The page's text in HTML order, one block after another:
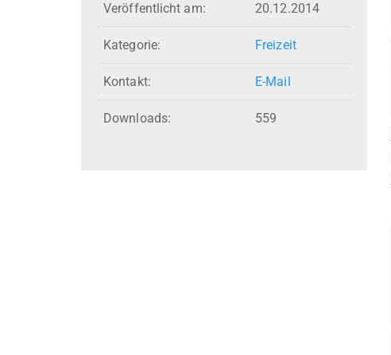
Veröffentlicht am: 20.12.2014
Kategorie: Freizeit
Kontakt: E-Mail
Downloads: 559